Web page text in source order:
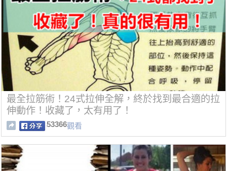
最全拉筋術！24式拉伸全解，終於找到最合適的拉
伸動作！收藏了，太有用了！
53366觀看